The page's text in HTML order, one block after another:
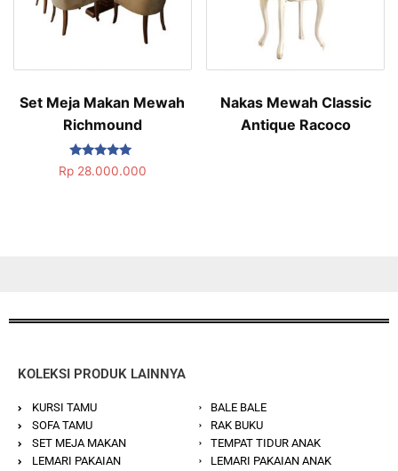
Set Meja Makan Mewah
Richmound
Dinilai
5.00
Rp28.000.000
Nakas Mewah Classic
Antique Racoco
KOLEKSI PRODUK LAINNYA
KURSI TAMU
SOFA TAMU
SET MEJA MAKAN
LEMARI PAKAIAN
BALE BALE
RAK BUKU
TEMPAT TIDUR ANAK
LEMARI PAKAIAN ANAK